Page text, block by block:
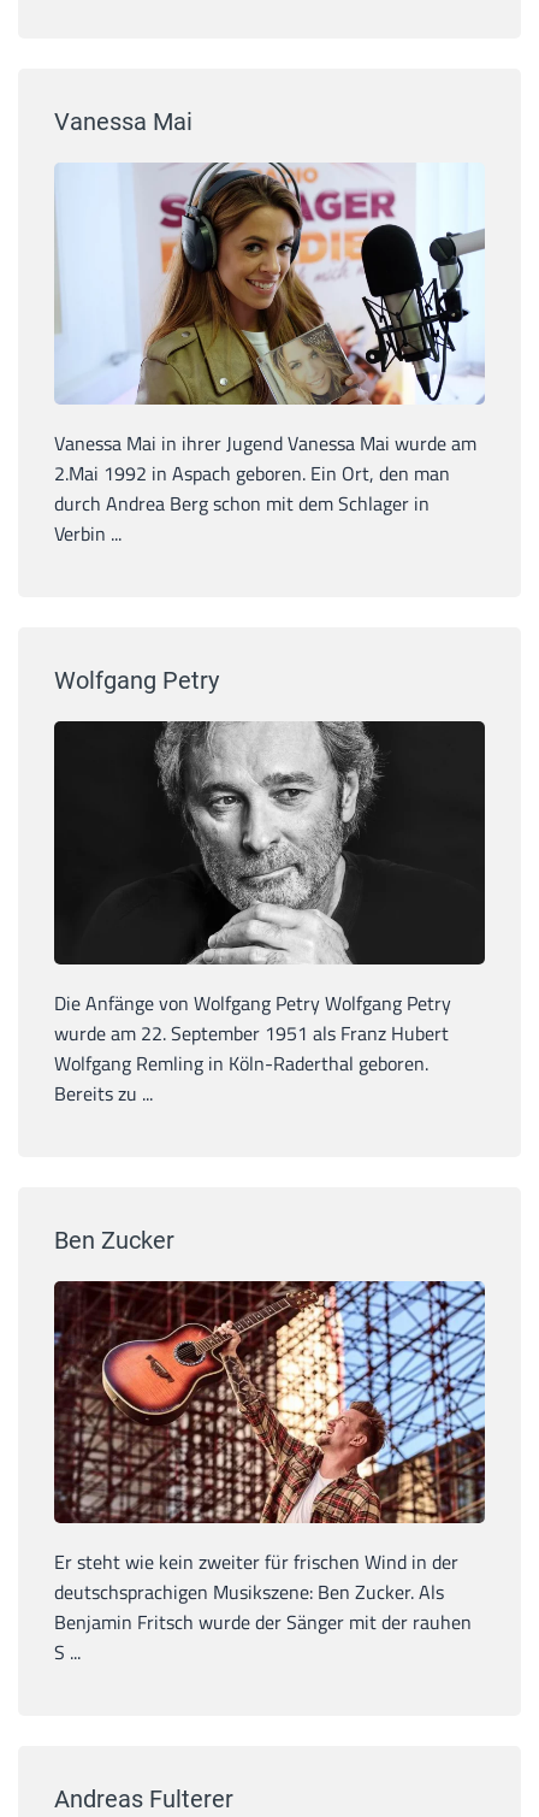
Vanessa Mai
Vanessa Mai in ihrer Jugend Vanessa Mai wurde am
2.Mai 1992 in Aspach geboren. Ein Ort, den man
durch Andrea Berg schon mit dem Schlager in
Verbin ...
Wolfgang Petry
Die Anfänge von Wolfgang Petry Wolfgang Petry
wurde am 22. September 1951 als Franz Hubert
Wolfgang Remling in Köln-Raderthal geboren.
Bereits zu ...
Ben Zucker
Er steht wie kein zweiter für frischen Wind in der
deutschsprachigen Musikszene: Ben Zucker. Als
Benjamin Fritsch wurde der Sänger mit der rauhen
S ...
Andreas Fulterer